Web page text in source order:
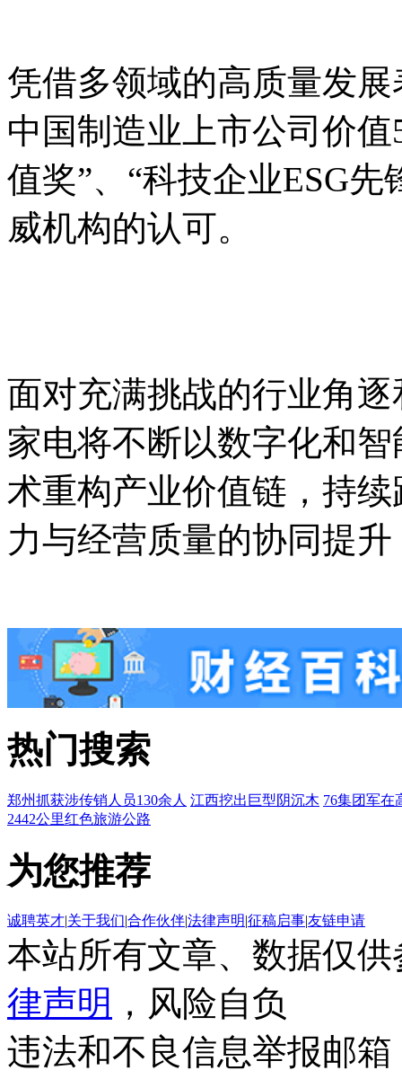
凭借多领域的高质量发
中国制造业上市公司价
值奖”、“科技企业ESG
威机构的认可。
面对充满挑战的行业角
家电将不断以数字化和
术重构产业价值链，持
力与经营质量的协同提
热门搜索
郑州抓获涉传销人员130余人 江西挖出巨型阴沉木 76集团军在
2442公里红色旅游公路
为您推荐
诚聘英才|关于我们|合作伙伴|法律声明|征稿启事|友链申请
本站所有文章、数据仅
律声明 ，风险自负
违法和不良信息举报邮箱